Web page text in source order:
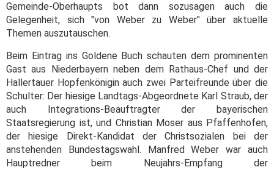
Gemeinde-Oberhaupts bot dann sozusagen auch die
Gelegenheit, sich "von Weber zu Weber" über aktuelle
Themen auszutauschen.
Beim Eintrag ins Goldene Buch schauten dem prominenten
Gast aus Niederbayern neben dem Rathaus-Chef und der
Hallertauer Hopfenkönigin auch zwei Parteifreunde über die
Schulter: Der hiesige Landtags-Abgeordnete Karl Straub, der
auch Integrations-Beauftragter der bayerischen
Staatsregierung ist, und Christian Moser aus Pfaffenhofen,
der hiesige Direkt-Kandidat der Christsozialen bei der
anstehenden Bundestagswahl. Manfred Weber war auch
Hauptredner beim Neujahrs-Empfang der